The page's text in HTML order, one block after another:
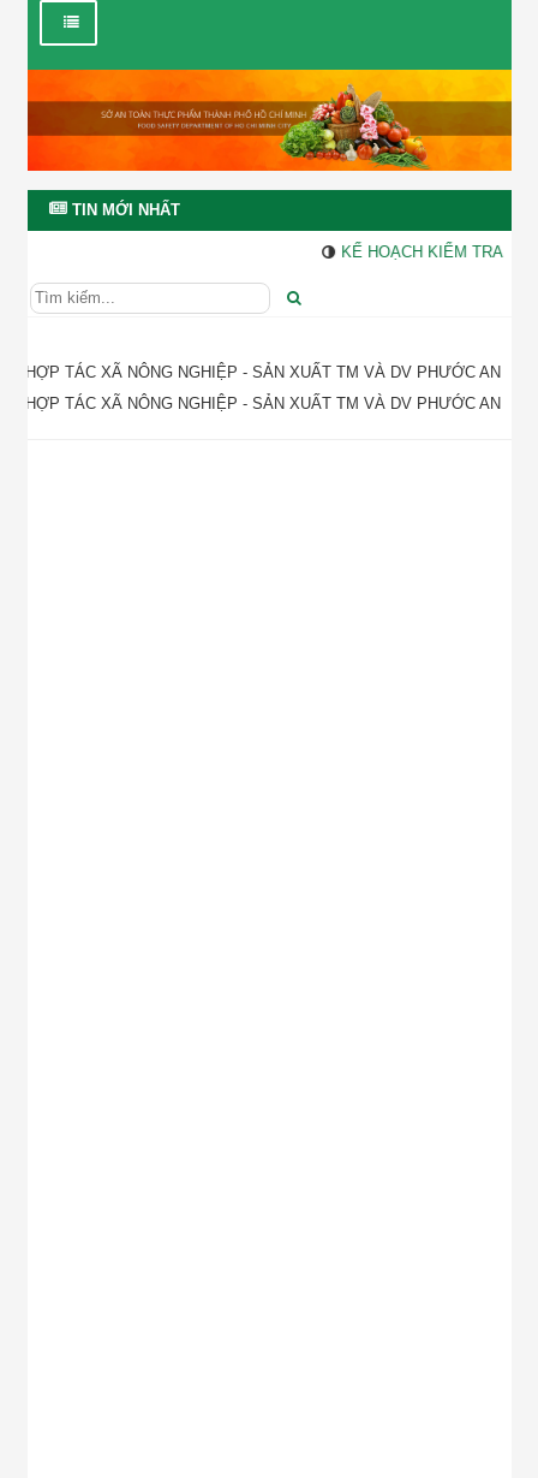
SỞ AN TOÀN THỰC PHẨM TP. HỒ CHÍ MINH
Trang web của Sở An toàn thực phẩm thành phố Hồ Chí Minh có
thể được truy cập bằng 2 địa chỉhttp://sattp.hochiminhcity.gov.vn/
Trang thông tin điện tử của Sở An toàn thực phẩm thành phố Hồ
Chí Minh mới được xây dựng nên không tránh khỏi những thiếu
sót. Quý khách nếu thấy có điểm sơ suất, chưa chính xác, vui lòng
thông báo đến số điện thoại (028)-36009323 hoặc gửi email đến
, Xin cám ơn Quý khách.
TIN MỚI NHẤT
KẾ HOẠCH KIỂM TRA,
HỢP TÁC XÃ NÔNG NGHIỆP - SẢN XUẤT TM VÀ DV PHƯỚC AN
HỢP TÁC XÃ NÔNG NGHIỆP - SẢN XUẤT TM VÀ DV PHƯỚC AN